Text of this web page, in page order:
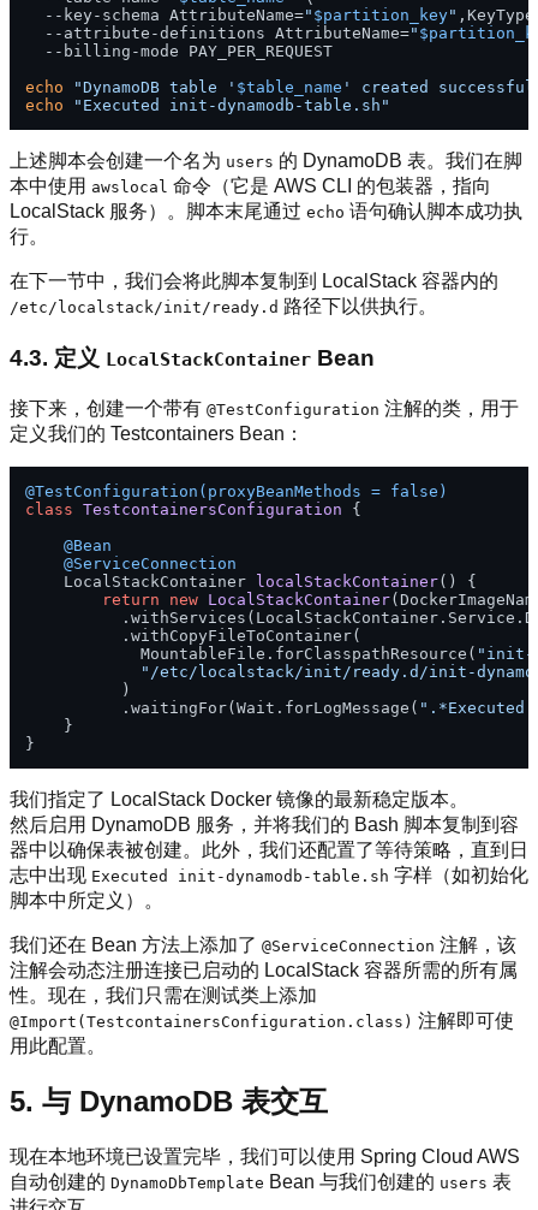
  --key-schema AttributeName=
" $partition_key"
  --attribute-definitions AttributeName=
"
  --billing-mode PAY_PER_REQUEST
echo
"DynamoDB table ' $table_name ' created
echo
"Executed init-dynamodb-table.sh"
上述脚本会创建一个名为 users 的 DynamoDB 表。我们在脚
本中使用 awslocal 命令（它是 AWS CLI 的包装器，指向
LocalStack 服务）。脚本末尾通过 echo 语句确认脚本成功执
行。
在下一节中，我们会将此脚本复制到 LocalStack 容器内的
/etc/localstack/init/ready.d 路径下以供执行。
4.3. 定义 LocalStackContainer Bean
接下来，创建一个带有 @TestConfiguration 注解的类，用于
定义我们的 Testcontainers Bean：
@TestConfiguration(proxyBeanMethods = false)
class TestcontainersConfiguration {
@Bean
@ServiceConnection
    LocalStackContainer
localStackContainer()
{
return
new LocalStackContainer
          .withCopyFileToContainer(
            MountableFile.forClasspathResource(
"init-
"/etc/localstack/init/ready.d/init-
          )
          .waitingFor(Wait.forLogMessage(
".*Executed
    }
我们指定了 LocalStack Docker 镜像的最新稳定版本。
然后启用 DynamoDB 服务，并将我们的 Bash 脚本复制到容
器中以确保表被创建。此外，我们还配置了等待策略，直到日
志中出现 Executed init-dynamodb-table.sh 字样（如初始化
脚本中所定义）。
我们还在 Bean 方法上添加了 @ServiceConnection 注解，该
注解会动态注册连接已启动的 LocalStack 容器所需的所有属
性。现在，我们只需在测试类上添加
@Import(TestcontainersConfiguration.class) 注解即可使
用此配置。
5. 与 DynamoDB 表交互
现在本地环境已设置完毕，我们可以使用 Spring Cloud AWS
自动创建的 DynamoDbTemplate Bean 与我们创建的 users 表